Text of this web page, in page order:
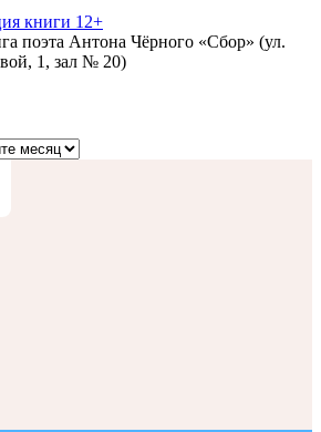
книги 12+
поэта Антона Чёрного «Сбор» (ул.
1, зал № 20)